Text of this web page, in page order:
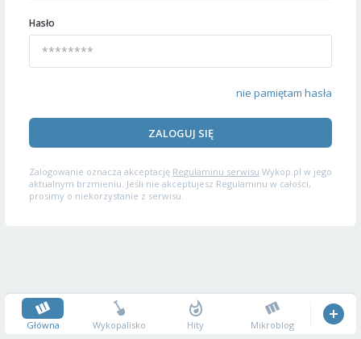
Hasło
nie pamiętam hasła
ZALOGUJ SIĘ
Zalogowanie oznacza akceptację Regulaminu serwisu Wykop.pl w jego
aktualnym brzmieniu. Jeśli nie akceptujesz Regulaminu w całości,
prosimy o niekorzystanie z serwisu.
Główna Wykopalisko Hity Mikroblog